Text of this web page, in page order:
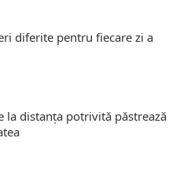
diferite pentru fiecare zi a
la distanța potrivită păstrează